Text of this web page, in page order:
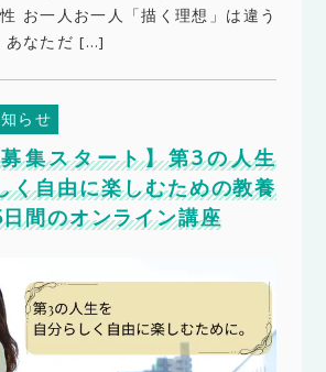
お一人お一人「描く理想」は違う
あなただ […]
らせ
集スタート】第3の人生
く自由に楽しむための教養
間のオンライン講座